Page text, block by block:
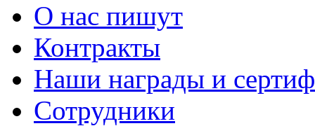
О нас пишут
Контракты
Наши награды и
Сотрудники